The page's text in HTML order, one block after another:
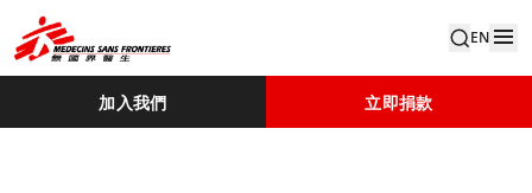
EN
加入我們 立即捐款